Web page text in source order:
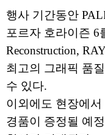
행사 기간동안
포르자 호라이즌 6
Reconstruction,
최고의 그래픽 품
수 있다.
이외에도 현장에
경품이 증정될 예